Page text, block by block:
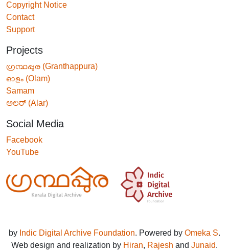
Copyright Notice
Contact
Support
Projects
ഗ്രന്ഥപ്പുര (Granthappura)
ഓളം (Olam)
Samam
ಅಲರ್ (Alar)
Social Media
Facebook
YouTube
by Indic Digital Archive Foundation. Powered by Omeka S.
Web design and realization by Hiran, Rajesh and Junaid.